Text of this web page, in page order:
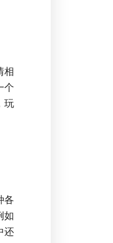
相
个
玩
各
如
还